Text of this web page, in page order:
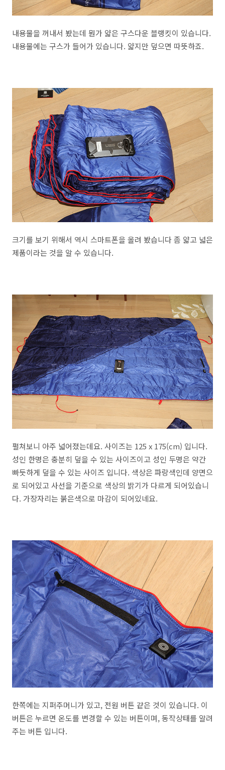
내용물을 꺼내서 봤는데 뭔가 얇은 구스다운 블랭킷이 있습니다.
내용물에는 구스가 들어가 있습니다. 얇지만 덮으면 따뜻하죠.
크기를 보기 위해서 역시 스마트폰을 올려 봤습니다 좀 얇고 넓은
제품이라는 것을 알 수 있습니다.
펼쳐보니 아주 넓어졌는데요. 사이즈는 125 x 175(cm) 입니다.
성인 한명은 충분히 덮을 수 있는 사이즈이고 성인 두명은 약간
빠듯하게 덮을 수 있는 사이즈 입니다. 색상은 파랑색인데 양면으
로 되어있고 사선을 기준으로 색상의 밝기가 다르게 되어있습니
다. 가장자리는 붉은색으로 마감이 되어있네요.
한쪽에는 지퍼주머니가 있고, 전원 버튼 같은 것이 있습니다. 이
버튼은 누르면 온도를 변경할 수 있는 버튼이며, 동작상태를 알려
주는 버튼 입니다.